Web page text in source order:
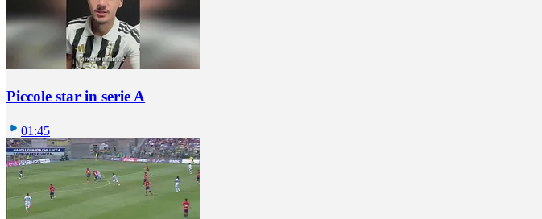
Piccole star in serie A
01:45